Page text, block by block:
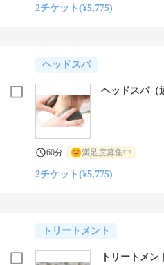
2チケット(¥5,775)
ヘッドスパ
ヘッドスパ（
60分 満足度募集中
2チケット(¥5,775)
トリートメント
トリートメン